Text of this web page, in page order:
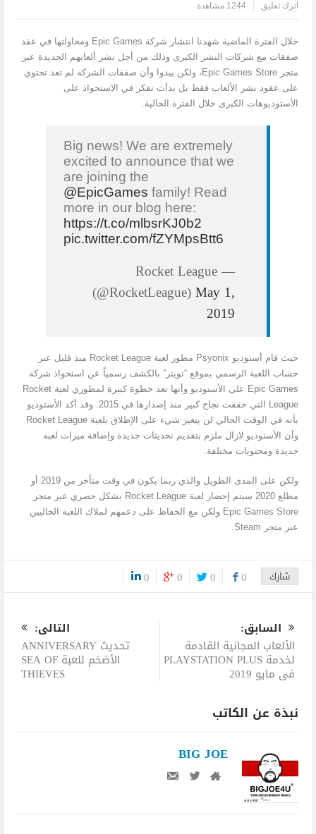
اترك تعليق
1244 مشاهدة
خلال الفترة الماضية شهدنا انتشار شركة Epic Games ومحاولتها في عقد
صفقات مع شركات النشر الكبرى وذلك من أجل نشر ألعابهم الجديدة عبر
متجر Epic Games Store، ولكن يبدوا وأن صفقات الشركة لم تعد تحتوي
على عقود نشر الألعاب فقط بل بدأت تفكر في الاستحواذ على
الأستوديوهات الكبرى خلال الفترة الحالية.
Big news! We are extremely
excited to announce that we
are joining the
@EpicGames family! Read
more in our blog here:
https://t.co/mlbsrKJ0b2
pic.twitter.com/fZYMpsBtt6
— Rocket League
(@RocketLeague)May 1,
2019
حيث قام أستوديو Psyonix مطور لعبة Rocket League منذ قليل عبر
حساب اللعبة الرسمي بموقع “تويتر” بالكشف رسمياً عن استحواذ شركة
Epic Games على الأستوديو وأنها تعد خطوة كبيرة لمطوري لعبة Rocket
League التي حققت نجاح كبير منذ إصدارها في 2015. وقد أكد الأستوديو
بأنه في الوقت الحالي لن يتغير شيء على الإطلاق بلعبة Rocket League
وأن الأستوديو لازال ملزم بتقديم تحديثات جديدة وإضافة ميزات لعبة
جديدة ومحتويات مختلفة.
ولكن على المدى الطويل والذي ربما يكون في وقت متأخر من 2019 أو
مطلع 2020 سيتم إحضار لعبة Rocket League بشكل حصري عبر متجر
Epic Games Store ولكن مع الحفاظ على دعمهم لملاك اللعبة الحاليين
عبر متجر Steam.
شارك 0
0
0
0
السابق:
الألعاب المجانية القادمة
لخدمة PLAYSTATION PLUS
في مايو 2019
التالى:
تحديث ANNIVERSARY
الأضخم للعبة SEA OF
THIEVES
نبذة عن الكاتب
BIG JOE